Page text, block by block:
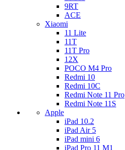
9RT
ACE
Xiaomi
11 Lite
11T
11T Pro
12X
POCO M4 Pro
Redmi 10
Redmi 10C
Redmi Note 11 Pro
Redmi Note 11S
Apple
iPad 10.2
iPad Air 5
iPad mini 6
iPad Pro 11 M1